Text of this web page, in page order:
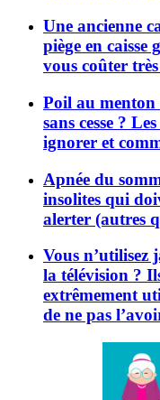
Une ancienne
piège en caisse
vous coûter
Poil au menton
sans cesse ?
ignorer et
Apnée du
insolites qui
alerter (autres
Vous n’utilisez
la télévision ?
extrêmement
de ne pas